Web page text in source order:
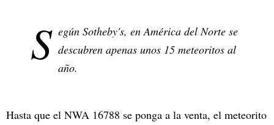
S egún Sotheby's, en América del Norte se
descubren apenas unos 15 meteoritos al
año.
Hasta que el NWA 16788 se ponga a la venta, el meteorito